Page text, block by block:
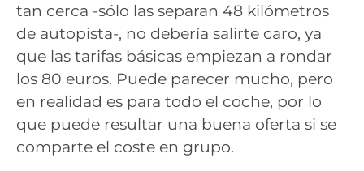
tan cerca -sólo las separan 48 kilómetros
de autopista-, no debería salirte caro, ya
que las tarifas básicas empiezan a rondar
los 80 euros. Puede parecer mucho, pero
en realidad es para todo el coche, por lo
que puede resultar una buena oferta si se
comparte el coste en grupo.